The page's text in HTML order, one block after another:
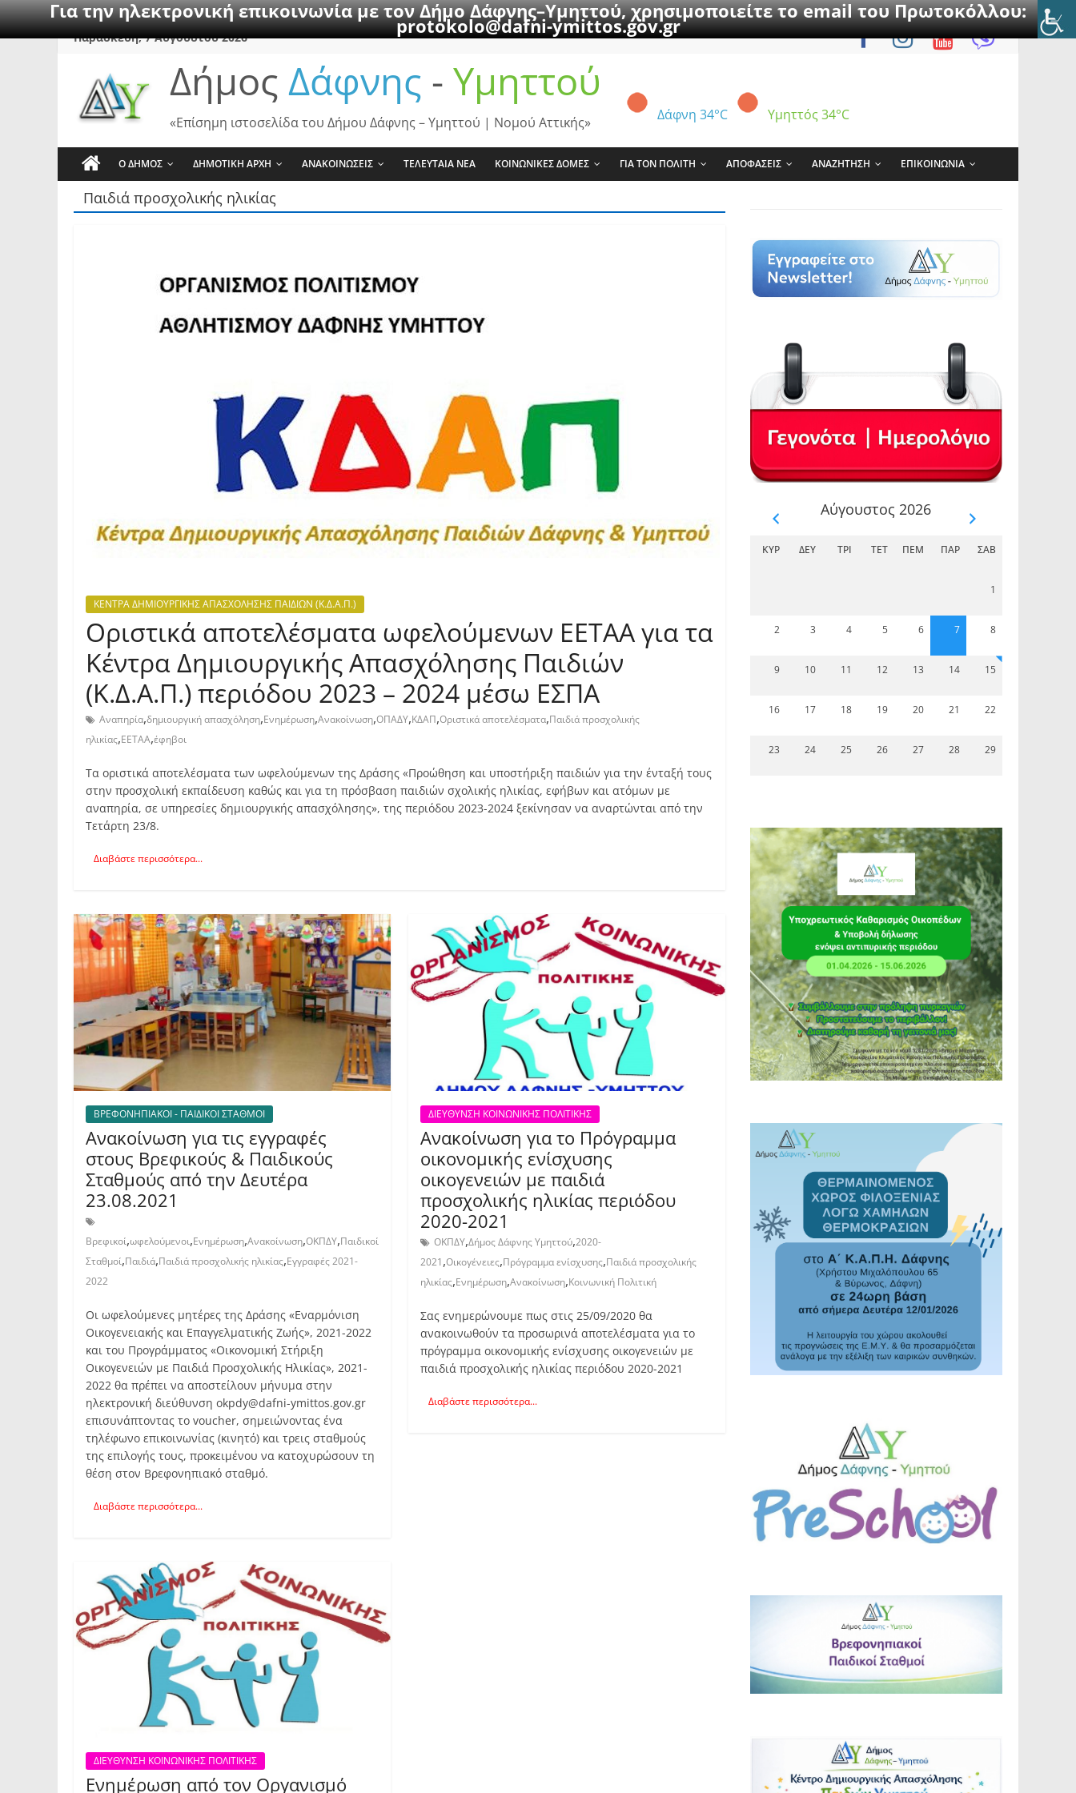
Για την ηλεκτρονική επικοινωνία με τον Δήμο Δάφνης–Υμηττού, χρησιμοποιείτε το email του Πρωτοκόλλου:
protokolo@dafni-ymittos.gov.gr
SkipΠαρασκευή, 7 Αυγούστου 2026
Δήμος Δάφνης - Υμηττού
Δάφνη 34°C Υμηττός 34°C
«Επίσημη ιστοσελίδα του Δήμου Δάφνης – Υμηττού | Νομού Αττικής»
Ο ΔΗΜΟΣ ΔΗΜΟΤΙΚΗ ΑΡΧΗ ΑΝΑΚΟΙΝΩΣΕΙΣ ΤΕΛΕΥΤΑΙΑ ΝΕΑ ΚΟΙΝΩΝΙΚΕΣ ΔΟΜΕΣ ΓΙΑ ΤΟΝ ΠΟΛΙΤΗ ΑΠΟΦΑΣΕΙΣ ΑΝΑΖΗΤΗΣΗ ΕΠΙΚΟΙΝΩΝΙΑ
Παιδιά προσχολικής ηλικίας
ΚΕΝΤΡΑ ΔΗΜΙΟΥΡΓΙΚΗΣ ΑΠΑΣΧΟΛΗΣΗΣ ΠΑΙΔΙΩΝ (Κ.Δ.Α.Π.)
Οριστικά αποτελέσματα ωφελούμενων ΕΕΤΑΑ για τα
Κέντρα Δημιουργικής Απασχόλησης Παιδιών
(Κ.Δ.Α.Π.) περιόδου 2023 – 2024 μέσω ΕΣΠΑ
Αναπηρία,δημιουργική απασχόληση,Ενημέρωση,Ανακοίνωση,ΟΠΑΔΥ,ΚΔΑΠ,Οριστικά αποτελέσματα,Παιδιά προσχολικής
ηλικίας,ΕΕΤΑΑ,έφηβοι
Τα οριστικά αποτελέσματα των ωφελούμενων της Δράσης «Προώθηση και υποστήριξη παιδιών για την ένταξή τους
στην προσχολική εκπαίδευση καθώς και για τη πρόσβαση παιδιών σχολικής ηλικίας, εφήβων και ατόμων με
αναπηρία, σε υπηρεσίες δημιουργικής απασχόλησης», της περιόδου 2023-2024 ξεκίνησαν να αναρτώνται από την
Τετάρτη 23/8.
Διαβάστε περισσότερα...
ΒΡΕΦΟΝΗΠΙΑΚΟΙ - ΠΑΙΔΙΚΟΙ ΣΤΑΘΜΟΙ
Ανακοίνωση για τις εγγραφές
στους Βρεφικούς & Παιδικούς
Σταθμούς από την Δευτέρα
23.08.2021
Βρεφικοί,ωφελούμενοι,Ενημέρωση,Ανακοίνωση,ΟΚΠΔΥ,Παιδικοί
Σταθμοί,Παιδιά,Παιδιά προσχολικής ηλικίας,Εγγραφές 2021-
2022
Οι ωφελούμενες μητέρες της Δράσης «Εναρμόνιση
Οικογενειακής και Επαγγελματικής Ζωής», 2021-2022
και του Προγράμματος «Οικονομική Στήριξη
Οικογενειών με Παιδιά Προσχολικής Ηλικίας», 2021-
2022 θα πρέπει να αποστείλουν μήνυμα στην
ηλεκτρονική διεύθυνση okpdy@dafni-ymittos.gov.gr
επισυνάπτοντας το voucher, σημειώνοντας ένα
τηλέφωνο επικοινωνίας (κινητό) και τρεις σταθμούς
της επιλογής τους, προκειμένου να κατοχυρώσουν τη
θέση στον Βρεφονηπιακό σταθμό.
Διαβάστε περισσότερα...
ΔΙΕΥΘΥΝΣΗ ΚΟΙΝΩΝΙΚΗΣ ΠΟΛΙΤΙΚΗΣ
Ανακοίνωση για το Πρόγραμμα
οικονομικής ενίσχυσης
οικογενειών με παιδιά
προσχολικής ηλικίας περιόδου
2020-2021
ΟΚΠΔΥ,Δήμος Δάφνης Υμηττού,2020-
2021,Οικογένειες,Πρόγραμμα ενίσχυσης,Παιδιά προσχολικής
ηλικίας,Ενημέρωση,Ανακοίνωση,Κοινωνική Πολιτική
Σας ενημερώνουμε πως στις 25/09/2020 θα
ανακοινωθούν τα προσωρινά αποτελέσματα για το
πρόγραμμα οικονομικής ενίσχυσης οικογενειών με
παιδιά προσχολικής ηλικίας περιόδου 2020-2021
Διαβάστε περισσότερα...
ΔΙΕΥΘΥΝΣΗ ΚΟΙΝΩΝΙΚΗΣ ΠΟΛΙΤΙΚΗΣ
Ενημέρωση από τον Οργανισμό
Αύγουστος 2026
ΚΥΡ ΔΕΥ ΤΡΊ ΤΕΤ ΠΈΜ ΠΑΡ ΣΆΒ
1
2 3 4 5 6 7 8
9 10 11 12 13 14 15
16 17 18 19 20 21 22
23 24 25 26 27 28 29